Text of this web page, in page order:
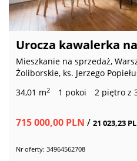
Urocza kawalerka
Mieszkanie na sprzedaż,
Żoliborskie, ks. Jerzego
34,01 m2 1 pokoi 2 piętro z
715 000,00 PLN / 21 023,23
Nr oferty: 34964562708